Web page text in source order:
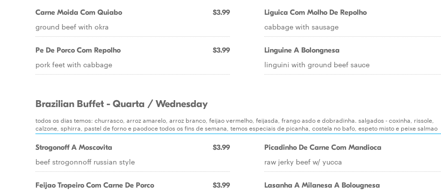
Carne Moida Com Quiabo $3.99
ground beef with okra
Pe De Porco Com Repolho $3.99
pork feet with cabbage
Liguica Com Molho De Repolho
cabbage with sausage
Linguine A Bolongnesa
linguini with ground beef sauce
Brazilian Buffet - Quarta / Wednesday
todos os dias temos: churrasco, arroz amarelo, arroz branco, feijao vermelho, feijasda, frango asdo e dobradinha. salgados - coxinha, rissole,
calzone, sphirra, pastel de forno e paodoce todos os fins de semana, temos especiais de picanha, costela no bafo, espeto misto e peixe salmao
Strogonoff A Moscovita $3.99
beef strogonnoff russian style
Feijao Tropeiro Com Carne De Porco $3.99
Picadinho De Carne Com Mandioca
raw jerky beef w/ yucca
Lasanha A Milanesa A Bolougnesa